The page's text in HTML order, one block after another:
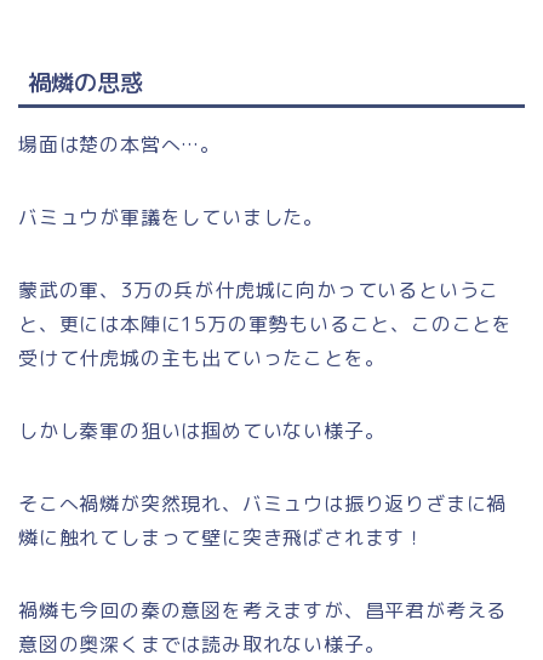
禍燐の思惑
場面は楚の本営へ…。
バミュウが軍議をしていました。
蒙武の軍、3万の兵が什虎城に向かっているというこ
と、更には本陣に15万の軍勢もいること、このことを
受けて什虎城の主も出ていったことを。
しかし秦軍の狙いは掴めていない様子。
そこへ禍燐が突然現れ、バミュウは振り返りざまに禍
燐に触れてしまって壁に突き飛ばされます！
禍燐も今回の秦の意図を考えますが、昌平君が考える
意図の奥深くまでは読み取れない様子。